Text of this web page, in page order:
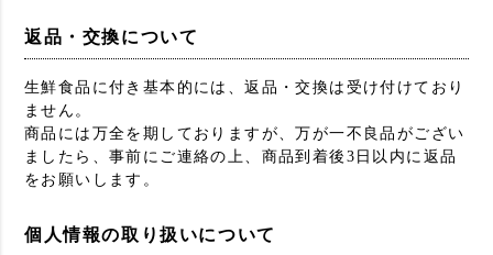
返品・交換について
生鮮食品に付き基本的には、返品・交換は受け付けており
ません。
商品には万全を期しておりますが、万が一不良品がござい
ましたら、事前にご連絡の上、商品到着後3日以内に返品
をお願いします。
個人情報の取り扱いについて